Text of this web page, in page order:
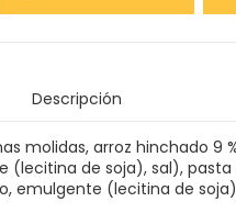
Descripción
molidas, arroz hinchado 9
(lecitina de soja), sal),
emulgente (lecitina de